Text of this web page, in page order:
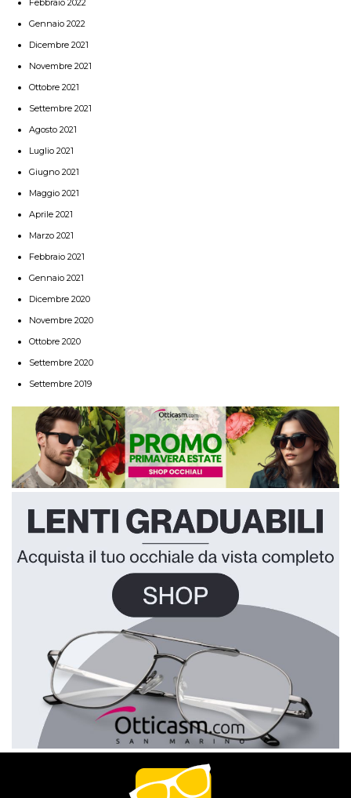
Gennaio 2022
Dicembre 2021
Novembre 2021
Ottobre 2021
Settembre 2021
Agosto 2021
Luglio 2021
Giugno 2021
Maggio 2021
Aprile 2021
Marzo 2021
Febbraio 2021
Gennaio 2021
Dicembre 2020
Novembre 2020
Ottobre 2020
Settembre 2020
Settembre 2019